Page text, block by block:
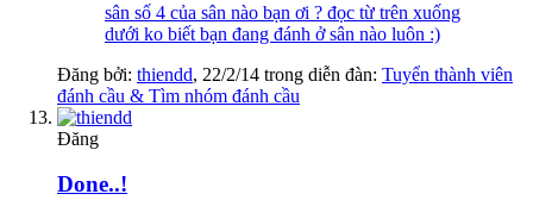
sân số 4 của sân nào bạn ơi ? đọc từ trên xuống
dưới ko biết bạn đang đánh ở sân nào luôn :)
Đăng bởi: thiendd, 22/2/14 trong diễn đàn: Tuyển thành viên
đánh cầu & Tìm nhóm đánh cầu
Đăng
Done..!